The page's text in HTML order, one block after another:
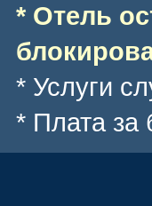
* Отель
* Услуги
* Плата за